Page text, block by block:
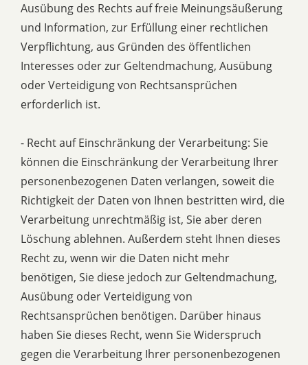
Ausübung des Rechts auf freie Meinungsäußerung
und Information, zur Erfüllung einer rechtlichen
Verpflichtung, aus Gründen des öffentlichen
Interesses oder zur Geltendmachung, Ausübung
oder Verteidigung von Rechtsansprüchen
erforderlich ist.
- Recht auf Einschränkung der Verarbeitung: Sie
können die Einschränkung der Verarbeitung Ihrer
personenbezogenen Daten verlangen, soweit die
Richtigkeit der Daten von Ihnen bestritten wird, die
Verarbeitung unrechtmäßig ist, Sie aber deren
Löschung ablehnen. Außerdem steht Ihnen dieses
Recht zu, wenn wir die Daten nicht mehr
benötigen, Sie diese jedoch zur Geltendmachung,
Ausübung oder Verteidigung von
Rechtsansprüchen benötigen. Darüber hinaus
haben Sie dieses Recht, wenn Sie Widerspruch
gegen die Verarbeitung Ihrer personenbezogenen